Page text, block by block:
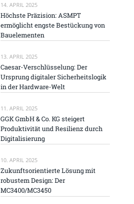
14. APRIL 2025
Höchste Präzision: ASMPT
ermöglicht engste Bestückung von
Bauelementen
13. APRIL 2025
Caesar-Verschlüsselung: Der
Ursprung digitaler Sicherheitslogik
in der Hardware-Welt
11. APRIL 2025
GGK GmbH & Co. KG steigert
Produktivität und Resilienz durch
Digitalisierung
10. APRIL 2025
Zukunftsorientierte Lösung mit
robustem Design: Der
MC3400/MC3450